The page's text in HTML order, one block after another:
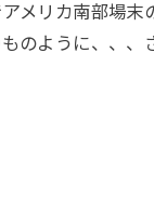
メリカ南部場
のように、、